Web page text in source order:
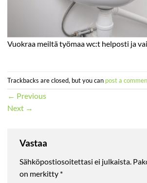
Vuokraa meiltä työmaa wc:t helposti ja
Trackbacks are closed, but you can post a
← Previous
Next →
Vastaa
Sähköpostiosoitettasi ei julkaista.
on merkitty *